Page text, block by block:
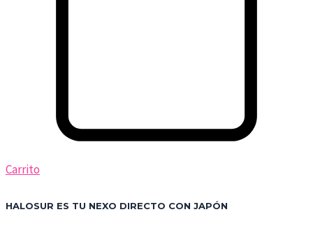
Carrito
HALOSUR ES TU NEXO DIRECTO CON JAPÓN